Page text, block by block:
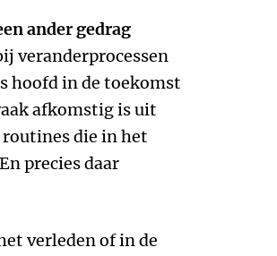
ander gedrag
veranderprocessen
hoofd in de toekomst
afkomstig is uit
die in het
precies daar
verleden of in de